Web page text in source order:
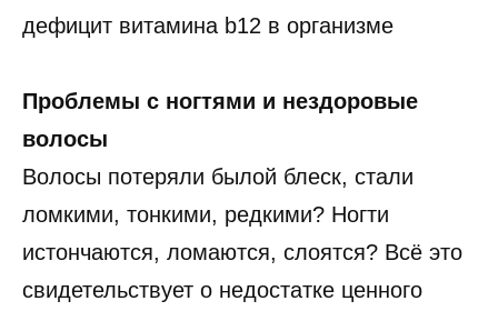
дефицит витамина b12 в организме
Проблемы с ногтями и нездоровые
волосы
Волосы потеряли былой блеск, стали
ломкими, тонкими, редкими? Ногти
истончаются, ломаются, слоятся? Всё это
свидетельствует о недостатке ценного